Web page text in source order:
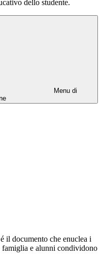
dello studente.
Menu di
il documento che enuclea i
e alunni condividono